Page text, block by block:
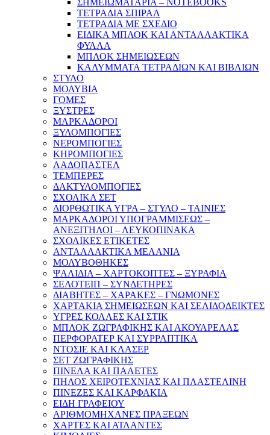
ΣΗΜΕΙΩΜΑΤΑΡΙΑ – NOTEBOOKS
ΤΕΤΡΑΔΙΑ ΣΠΙΡΑΛ
ΤΕΤΡΑΔΙΑ ΜΕ ΣΧΕΔΙΟ
ΕΙΔΙΚΑ ΜΠΛΟΚ ΚΑΙ ΑΝΤΑΛΛΑΚΤΙΚΑ
ΦΥΛΛΑ
ΜΠΛΟΚ ΣΗΜΕΙΩΣΕΩΝ
ΚΑΛΥΜΜΑΤΑ ΤΕΤΡΑΔΙΩΝ ΚΑΙ ΒΙΒΛΙΩΝ
ΣΤΥΛΟ
ΜΟΛΥΒΙΑ
ΓΟΜΕΣ
ΞΥΣΤΡΕΣ
ΜΑΡΚΑΔΟΡΟΙ
ΞΥΛΟΜΠΟΓΙΕΣ
ΝΕΡΟΜΠΟΓΙΕΣ
ΚΗΡΟΜΠΟΓΙΕΣ
ΛΑΔΟΠΑΣΤΕΛ
ΤΕΜΠΕΡΕΣ
ΔΑΚΤΥΛΟΜΠΟΓΙΕΣ
ΣΧΟΛΙΚΑ ΣΕΤ
ΔΙΟΡΘΩΤΙΚΑ ΥΓΡΑ – ΣΤΥΛΟ – ΤΑΙΝΙΕΣ
ΜΑΡΚΑΔΟΡΟΙ ΥΠΟΓΡΑΜΜΙΣΕΩΣ –
ΑΝΕΞΙΤΗΛΟΙ – ΛΕΥΚΟΠΙΝΑΚΑ
ΣΧΟΛΙΚΕΣ ΕΤΙΚΕΤΕΣ
ΑΝΤΑΛΛΑΚΤΙΚΑ ΜΕΛΑΝΙΑ
ΜΟΛΥΒΟΘΗΚΕΣ
ΨΑΛΙΔΙΑ – ΧΑΡΤΟΚΟΠΤΕΣ – ΞΥΡΑΦΙΑ
ΣΕΛΟΤΕΙΠ – ΣΥΝΔΕΤΗΡΕΣ
ΔΙΑΒΗΤΕΣ – ΧΑΡΑΚΕΣ – ΓΝΩΜΟΝΕΣ
ΧΑΡΤΑΚΙΑ ΣΗΜΕΙΩΣΕΩΝ ΚΑΙ ΣΕΛΙΔΟΔΕΙΚΤΕΣ
ΥΓΡΕΣ ΚΟΛΛΕΣ ΚΑΙ ΣΤΙΚ
ΜΠΛΟΚ ΖΩΓΡΑΦΙΚΗΣ ΚΑΙ ΑΚΟΥΑΡΕΛΑΣ
ΠΕΡΦΟΡΑΤΕΡ ΚΑΙ ΣΥΡΡΑΠΤΙΚΑ
ΝΤΟΣΙΕ ΚΑΙ ΚΛΑΣΕΡ
ΣΕΤ ΖΩΓΡΑΦΙΚΗΣ
ΠΙΝΕΛΑ ΚΑΙ ΠΑΛΕΤΕΣ
ΠΗΛΟΣ ΧΕΙΡΟΤΕΧΝΙΑΣ ΚΑΙ ΠΛΑΣΤΕΛΙΝΗ
ΠΙΝΕΖΕΣ ΚΑΙ ΚΑΡΦΑΚΙΑ
ΕΙΔΗ ΓΡΑΦΕΙΟΥ
ΑΡΙΘΜΟΜΗΧΑΝΕΣ ΠΡΑΞΕΩΝ
ΧΑΡΤΕΣ ΚΑΙ ΑΤΛΑΝΤΕΣ